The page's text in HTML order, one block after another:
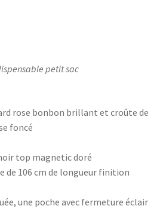
petit sac
rose bonbon brillant et croûte de
foncé
top magnetic doré
de 106 cm de longueur finition
une poche avec fermeture éclair